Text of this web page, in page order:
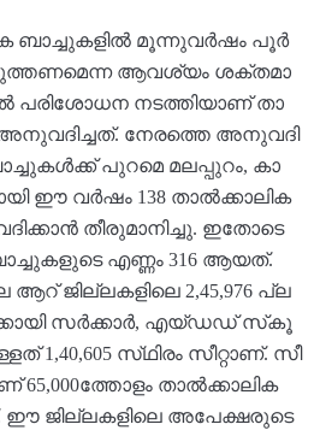
ബാ​ച്ചു​ക​ളി​ൽ മൂ​ന്നു​വ​ർ​ഷം പൂ​ർ​
ആ​വ​ശ്യം ശ​ക്ത​മാ​
പ​രി​ശോ​ധ​ന ന​ട​ത്തി​യാ​ണ്​ താ​
നേ​ര​ത്തെ അ​നു​വ​ദി​
പു​റ​മെ ​മ​ല​പ്പു​റം, കാ​
ഈ ​വ​ർ​ഷം 138 താ​ൽ​ക്കാ​ലി​ക
തീ​രു​മാ​നി​ച്ചു. ഇ​തോ​ടെ​
എ​ണ്ണം 316 ആ​യ​ത്.
ജി​ല്ല​ക​ളി​ലെ 2,45,976 പ്ല​
സ​ർ​ക്കാ​ർ, എ​യ്​​ഡ​ഡ്​ സ്​​കൂ​
1,40,605 സ്​​ഥി​രം സീ​റ്റാ​ണ്. സീ​
65,000ത്തോ​ളം താ​ൽ​ക്കാ​ലി​ക
​ഈ ​ജി​ല്ല​ക​ളി​ലെ അ​പേ​ക്ഷ​രു​ടെ